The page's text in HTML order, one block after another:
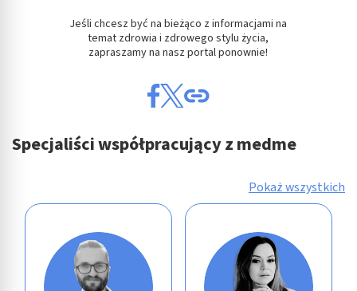
Jeśli chcesz być na bieżąco z informacjami na
temat zdrowia i zdrowego stylu życia,
zapraszamy na nasz portal ponownie!
Specjaliści współpracujący z medme
Pokaż wszystkich